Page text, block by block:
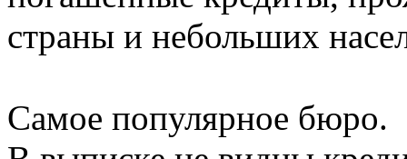
страны и небольших
Самое популярное бюро.